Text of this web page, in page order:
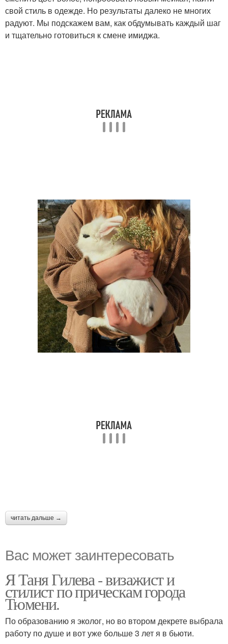
макияж
свой стиль в одежде. Но результаты далеко не многих
радуют. Мы подскажем вам, как обдумывать каждый шаг
и тщательно готовиться к смене имиджа.
читать дальше →
Вас может заинтересовать
Я Таня Гилева - визажист и
стилист по прическам города
Тюмени.
По образованию я эколог, но во втором декрете выбрала
работу по душе и вот уже больше 3 лет я в бьюти.